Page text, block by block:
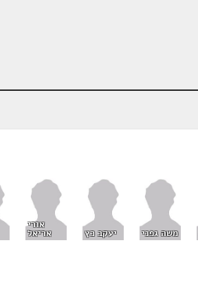
משה גפני יעקב כץ
אורי
אריאל